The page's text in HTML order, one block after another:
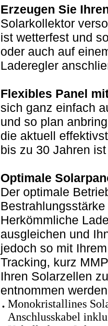
Erzeugen Sie
Solarkollektor
ist wetterfest und
oder auch auf
Laderegler
Flexibles Panel
sich ganz einfach
und so plan
die aktuell
bis zu 30 Jahren
Optimale
Der optimale
Herkömmliche
ausgleichen und
jedoch so mit
Tracking, kurz
Ihren Solarzellen
entnommen
Monokristallines
Anschlusskabel